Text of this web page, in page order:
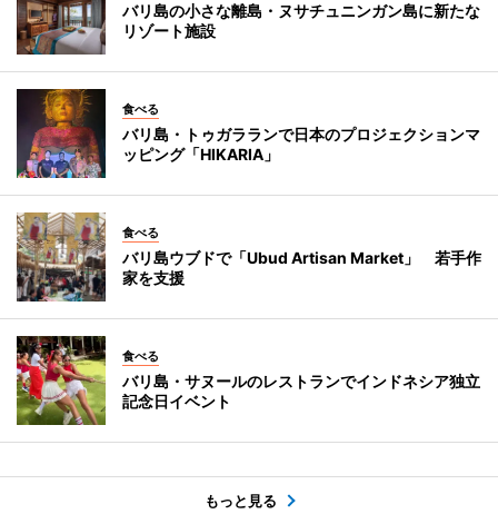
バリ島の小さな離島・ヌサチュニンガン島に新たな
リゾート施設
食べる
バリ島・トゥガラランで日本のプロジェクションマ
ッピング「HIKARIA」
食べる
バリ島ウブドで「Ubud Artisan Market」 若手作
家を支援
食べる
バリ島・サヌールのレストランでインドネシア独立
記念日イベント
もっと見る